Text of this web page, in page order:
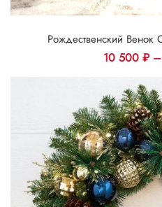
Рождественский Венок
10 500 ₽–